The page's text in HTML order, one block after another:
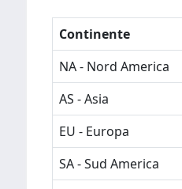
Continente
NA - Nord America
AS - Asia
EU - Europa
SA - Sud America